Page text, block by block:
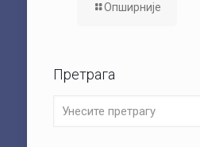
Опширније
Претрага